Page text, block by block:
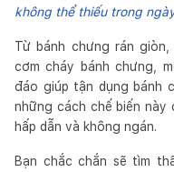
không thể thiếu trong
Từ bánh chưng rán
cơm cháy bánh chưng,
đáo giúp tận dụng bánh
những cách chế biến này
hấp dẫn và không ngán.
Bạn chắc chắn sẽ tìm